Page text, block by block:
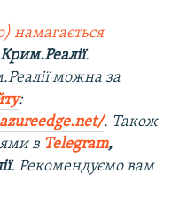
намагається
Крим.Реалії.
можна за
:
. Також
в Telegram,
. Рекомендуємо вам